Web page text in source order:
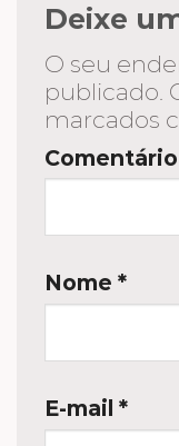
Deixe
O seu
publicado.
marcados
Comentário
Nome *
E-mail *